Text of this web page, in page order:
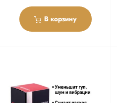
В корзину